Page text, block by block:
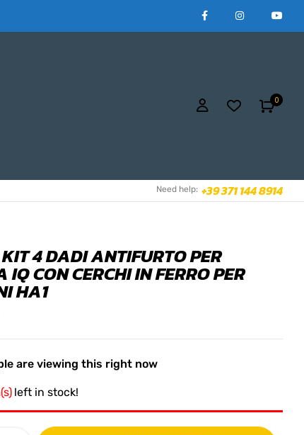
0
Need help: +39 371 144 8914
4 DADI ANTIFURTO PER
IQ CON CERCHI IN FERRO PER
HA1
are viewing this right now
left in stock!